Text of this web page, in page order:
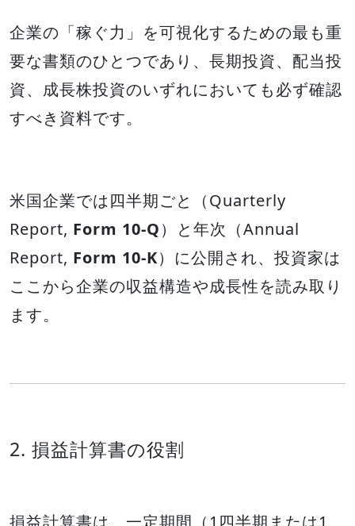
企業の「稼ぐ力」を可視化するための最も重
要な書類のひとつであり、長期投資、配当投
資、成長株投資のいずれにおいても必ず確認
すべき資料です。
米国企業では四半期ごと（Quarterly
Report, Form 10-Q）と年次（Annual
Report, Form 10-K）に公開され、投資家は
ここから企業の収益構造や成長性を読み取り
ます。
2. 損益計算書の役割
損益計算書は、一定期間（1四半期または1